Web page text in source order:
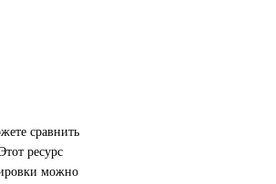
сравнить
ресурс
можно